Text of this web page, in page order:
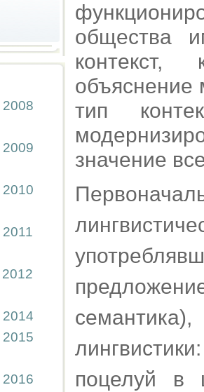
2008
2009
2010
2011
2012
2014
2015
2016
общества
объяснение
тип
значение
поцелуй в